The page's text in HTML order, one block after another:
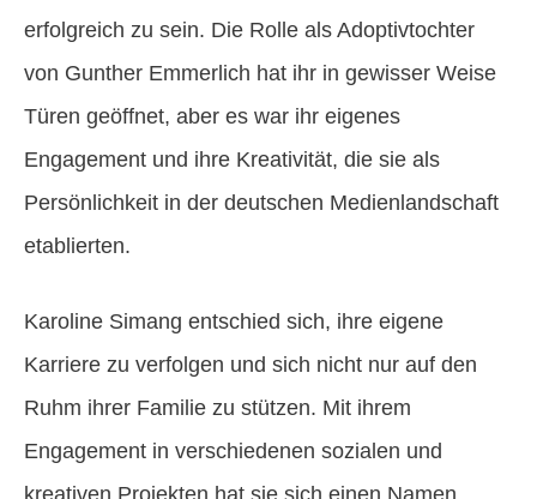
erfolgreich zu sein. Die Rolle als Adoptivtochter
von Gunther Emmerlich hat ihr in gewisser Weise
Türen geöffnet, aber es war ihr eigenes
Engagement und ihre Kreativität, die sie als
Persönlichkeit in der deutschen Medienlandschaft
etablierten.
Karoline Simang entschied sich, ihre eigene
Karriere zu verfolgen und sich nicht nur auf den
Ruhm ihrer Familie zu stützen. Mit ihrem
Engagement in verschiedenen sozialen und
kreativen Projekten hat sie sich einen Namen